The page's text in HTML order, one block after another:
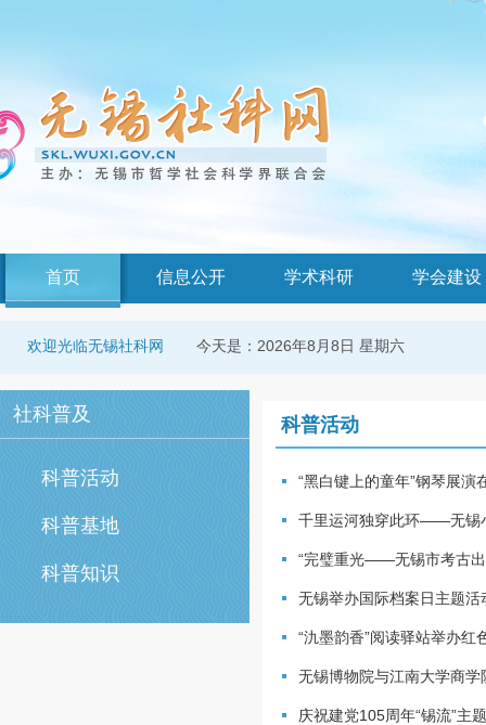
首页 信息公开 学术科研 学会建设
欢迎光临无锡社科网 今天是： 2026年8月8日 星期六
社科普及
科普活动
科普基地
科普知识
科普活动
“黑白键上的童年”钢琴展演
千里运河独穿此环——无锡
“完璧重光——无锡市考古出
无锡举办国际档案日主题活
“氿墨韵香”阅读驿站举办红
无锡博物院与江南大学商
庆祝建党105周年“锡流”主